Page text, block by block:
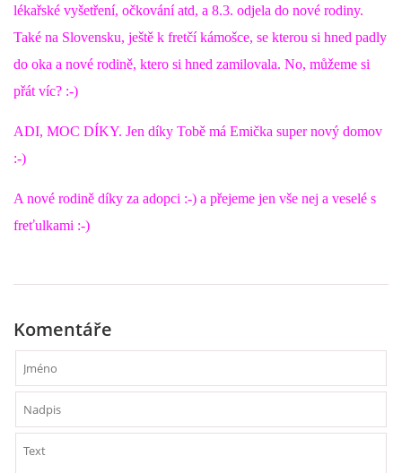
VÝCHOVA FRETKY
JAK FRETKA BYDLÍ
STRAVA
PODPORA
lékařské vyšetření, očkování atd, a 8.3. odjela do nové rodiny.
Také na Slovensku, ještě k fretčí kámošce, se kterou si hned padly
do oka a nové rodině, ktero si hned zamilovala. No, můžeme si
přát víc? :-)
ADI, MOC DÍKY. Jen díky Tobě má Emička super nový domov
:-)
A nové rodině díky za adopci :-) a přejeme jen vše nej a veselé s
freťulkami :-)
Komentáře